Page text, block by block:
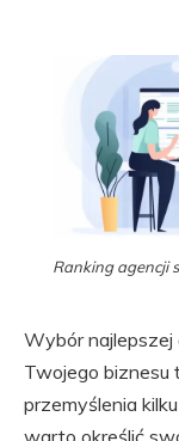
Ranking agencji
Wybór najlepszej
Twojego biznesu
przemyślenia
warto określić